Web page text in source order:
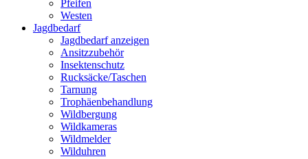
Pfeifen
Westen
Jagdbedarf
Jagdbedarf anzeigen
Ansitzzubehör
Insektenschutz
Rucksäcke/Taschen
Tarnung
Trophäenbehandlung
Wildbergung
Wildkameras
Wildmelder
Wilduhren